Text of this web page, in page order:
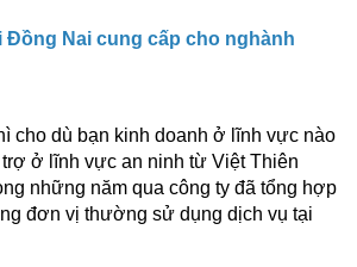
Đồng Nai cung cấp cho nghành
cho dù bạn kinh doanh ở lĩnh vực nào
ở lĩnh vực an ninh từ Việt Thiên
những năm qua công ty đã tổng hợp
đơn vị thường sử dụng dịch vụ tại